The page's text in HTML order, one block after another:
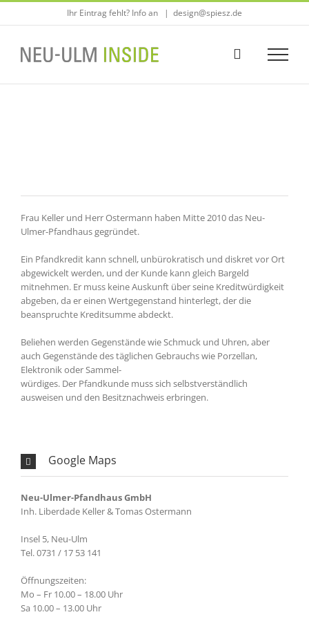
Zum
Ihr Eintrag fehlt? Info an | design@spiesz.de
Frau Keller und Herr Ostermann haben Mitte 2010 das Neu-
Ulmer-Pfandhaus gegründet.
Ein Pfandkredit kann schnell, unbürokratisch und diskret vor Ort
abgewickelt werden, und der Kunde kann gleich Bargeld
mitnehmen. Er muss keine Auskunft über seine Kreditwürdigkeit
abgeben, da er einen Wertgegenstand hinterlegt, der die
beanspruchte Kreditsumme abdeckt.
Beliehen werden Gegenstände wie Schmuck und Uhren, aber
auch Gegenstände des täglichen Gebrauchs wie Porzellan,
Elektronik oder Sammel-
würdiges. Der Pfandkunde muss sich selbstverständlich
ausweisen und den Besitznachweis erbringen.
Google Maps
Neu-Ulmer-Pfandhaus GmbH
Inh. Liberdade Keller & Tomas Ostermann
Insel 5, Neu-Ulm
Tel. 0731 / 17 53 141
Öffnungszeiten:
Mo – Fr 10.00 – 18.00 Uhr
Sa 10.00 – 13.00 Uhr